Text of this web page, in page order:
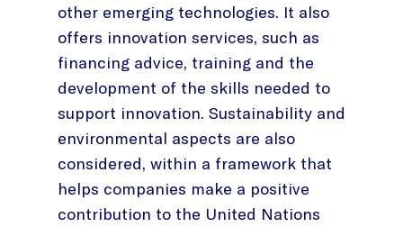
other emerging technologies. It also
offers innovation services, such as
financing advice, training and the
development of the skills needed to
support innovation. Sustainability and
environmental aspects are also
considered, within a framework that
helps companies make a positive
contribution to the United Nations